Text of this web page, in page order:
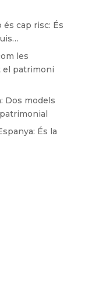
cap risc: És
les
el patrimoni
Dos models
És la